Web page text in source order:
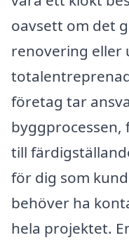
oavsett om det
renovering eller
företag tar
byggprocessen,
till
för dig som
behöver ha
hela projektet.